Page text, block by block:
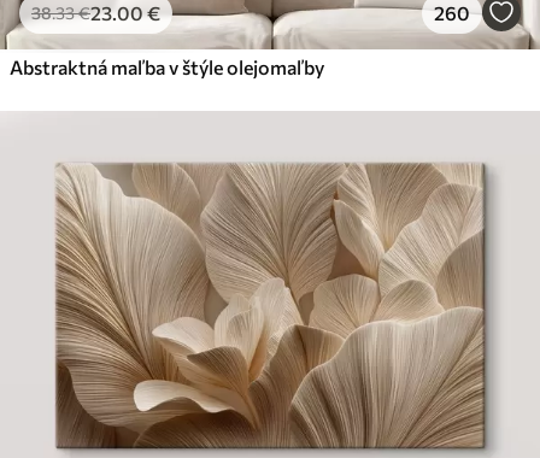
38.33€23.00€ 260
Abstraktná maľba v štýle olejomaľby